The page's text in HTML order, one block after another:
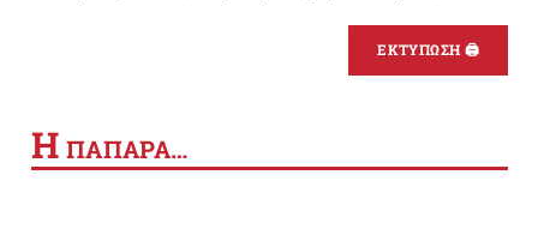
ΕΚΤΥΠΩΣΗ 🖨
Η ΠΑΠΑΡΑ…